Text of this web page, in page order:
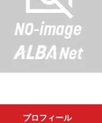
プロフィール